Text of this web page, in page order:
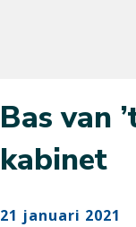
Bas van
kabinet
21 januari 2021